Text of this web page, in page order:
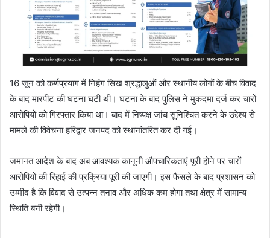
16 जून को कर्णप्रयाग में निहंग सिख श्रद्धालुओं और स्थानीय लोगों के बीच विवाद
के बाद मारपीट की घटना घटी थी। घटना के बाद पुलिस ने मुकदमा दर्ज कर चारों
आरोपियों को गिरफ्तार किया था। बाद में निष्पक्ष जांच सुनिश्चित करने के उद्देश्य से
मामले की विवेचना हरिद्वार जनपद को स्थानांतरित कर दी गई।
जमानत आदेश के बाद अब आवश्यक कानूनी औपचारिकताएं पूरी होने पर चारों
आरोपियों की रिहाई की प्रक्रिया पूरी की जाएगी। इस फैसले के बाद प्रशासन को
उम्मीद है कि विवाद से उत्पन्न तनाव और अधिक कम होगा तथा क्षेत्र में सामान्य
स्थिति बनी रहेगी।